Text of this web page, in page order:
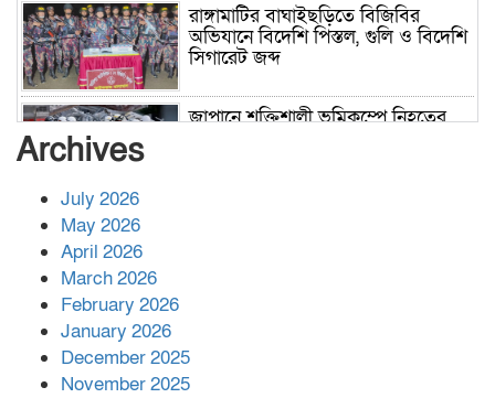
রাঙ্গামাটির বাঘাইছড়িতে বিজিবির
অভিযানে বিদেশি পিস্তল, গুলি ও বিদেশি
সিগারেট জব্দ
জাপানে শক্তিশালী ভূমিকম্পে নিহতের
Archives
July 2026
May 2026
April 2026
March 2026
February 2026
January 2026
December 2025
November 2025